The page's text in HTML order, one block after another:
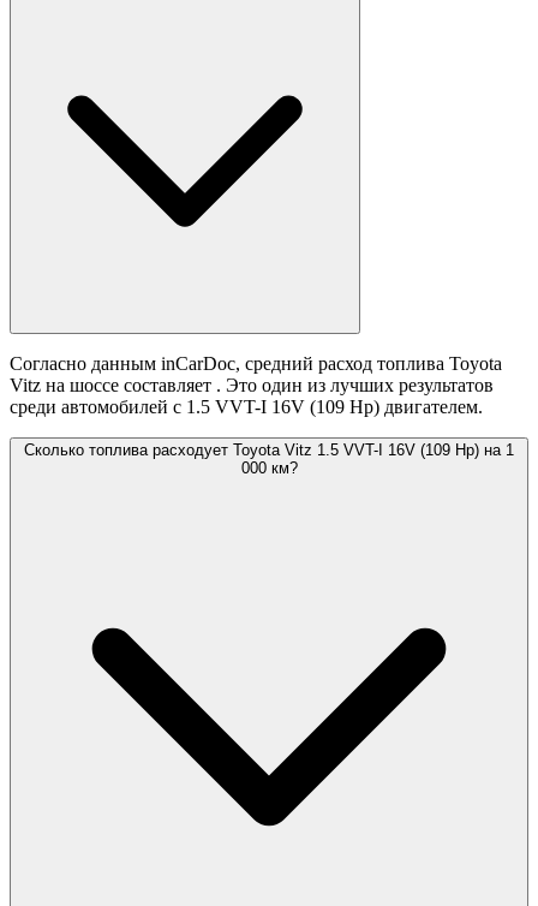
Согласно данным inCarDoc, средний расход топлива Toyota
Vitz на шоссе составляет . Это один из лучших результатов
среди автомобилей с 1.5 VVT-I 16V (109 Hp) двигателем.
Сколько топлива расходует Toyota Vitz 1.5 VVT-I 16V (109 Hp) на 1
000 км?